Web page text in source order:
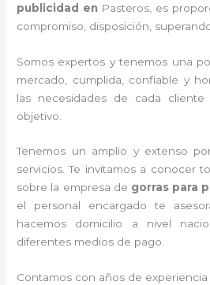
publicidad en Pasteros, es
compromiso, disposición,
Somos expertos y tenemos una
mercado, cumplida, confiable y
las necesidades de cada
objetivo.
Tenemos un amplio y extenso
servicios. Te invitamos a conocer
sobre la empresa de gorras para
el personal encargado te
hacemos domicilio a nivel
diferentes medios de pago.
Contamos con años de